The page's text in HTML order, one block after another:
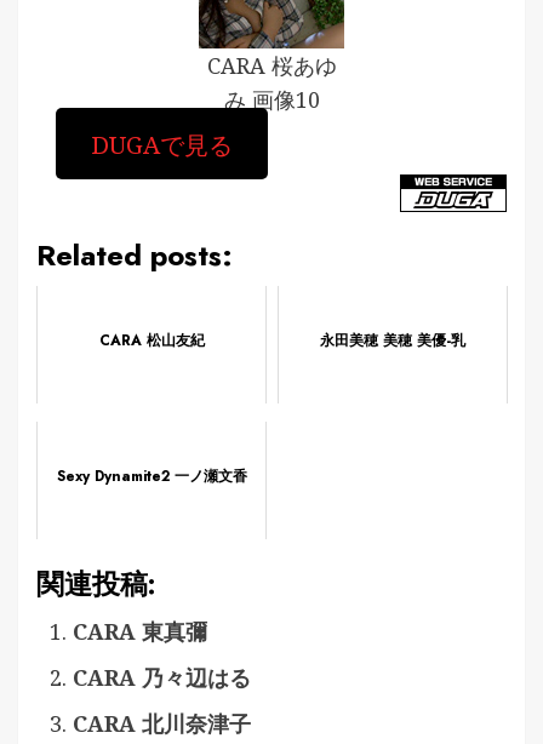
CARA 桜あゆ
み 画像10
DUGAで見る
Related posts:
CARA 松山友紀 永田美穂 美穂 美優-乳
Sexy Dynamite2 一ノ瀬文香
関連投稿:
CARA 東真彌
CARA 乃々辺はる
CARA 北川奈津子